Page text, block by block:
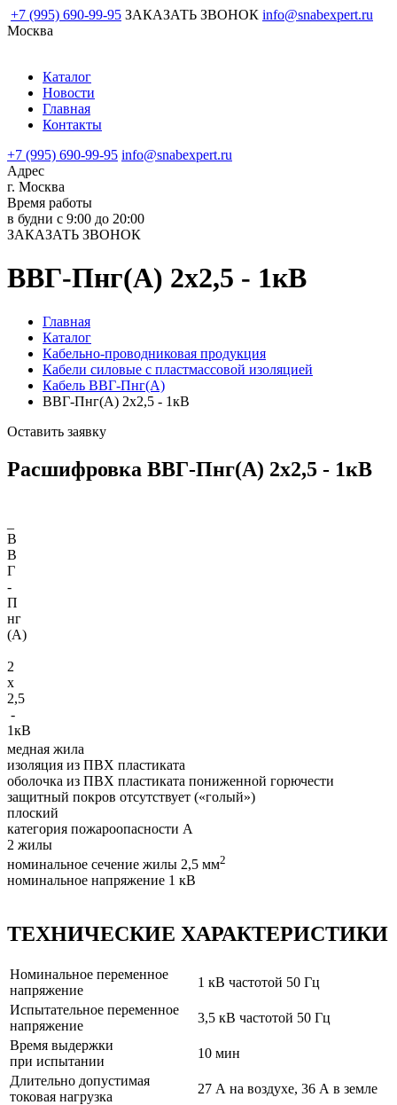
+7 (995) 690-99-95 ЗАКАЗАТЬ ЗВОНОК info@snabexpert.ru
Москва
Каталог
Новости
Главная
Контакты
+7 (995) 690-99-95 info@snabexpert.ru
Адрес
г. Москва
Время работы
в будни с 9:00 до 20:00
ЗАКАЗАТЬ ЗВОНОК
ВВГ-Пнг(А) 2х2,5 - 1кВ
Главная
Каталог
Кабельно-проводниковая продукция
Кабели силовые с пластмассовой изоляцией
Кабель ВВГ-Пнг(А)
ВВГ-Пнг(А) 2х2,5 - 1кВ
Оставить заявку
Расшифровка ВВГ-Пнг(А) 2х2,5 - 1кВ
В
В
Г
-
П
нг
(A)
2
х
2,5
-
1кВ
медная жила
изоляция из ПВХ пластиката
оболочка из ПВХ пластиката пониженной горючести
защитный покров отсутствует («голый»)
плоский
категория пожароопасности A
2 жилы
номинальное сечение жилы 2,5 мм2
номинальное напряжение 1 кВ
ТЕХНИЧЕСКИЕ ХАРАКТЕРИСТИКИ
Номинальное переменное
напряжение
1 кВ частотой 50 Гц
Испытательное переменное
напряжение
3,5 кВ частотой 50 Гц
Время выдержки
при испытании
10 мин
Длительно допустимая
токовая нагрузка
27 А на воздухе, 36 А в земле